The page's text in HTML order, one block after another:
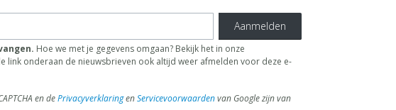
Aanmelden
Hoe we met je gegevens omgaan? Bekijk het in onze
link onderaan de nieuwsbrieven ook altijd weer afmelden voor deze e-
en dePrivacyverklaringenServicevoorwaardenvan Google zijn van